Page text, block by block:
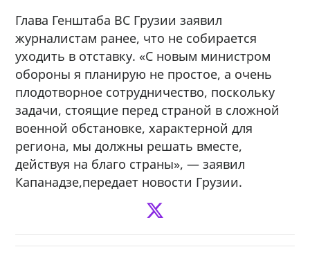
Глава Генштаба ВС Грузии заявил
журналистам ранее, что не собирается
уходить в отставку. «С новым министром
обороны я планирую не простое, а очень
плодотворное сотрудничество, поскольку
задачи, стоящие перед страной в сложной
военной обстановке, характерной для
региона, мы должны решать вместе,
действуя на благо страны», — заявил
Капанадзе,передает новости Грузии.